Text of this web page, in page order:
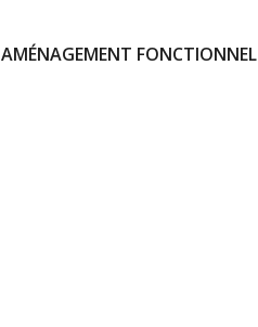
AMÉNAGEMENT FONCTIONNEL